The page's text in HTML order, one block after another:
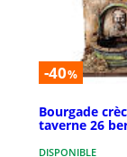
-40%
Bourgade
taverne 26
DISPONIBLE